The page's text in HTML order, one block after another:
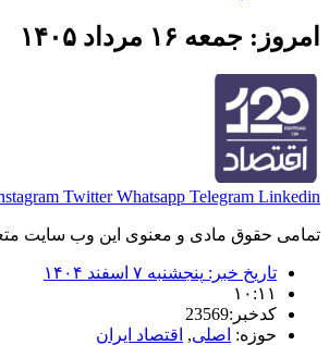
امروز: جمعه ۱۶ مرداد ۱۴۰۵
Twitter Whatsapp Telegram Linkedin
تمامی حقوق مادی و معنوی این وب سایت متعلق به اقتصاد 120 می باشد و استفاده غیر
تاریخ خبر: پنجشنبه ۷ اسفند ۱۴۰۴
۱۰:۱۱
کدخبر:23569
حوزه: اصلی, اقتصاد ایران